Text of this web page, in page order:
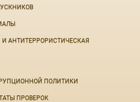
АНТИТЕРРОРИСТИЧЕСКАЯ
ПОЛИТИКИ
ПРОВЕРОК